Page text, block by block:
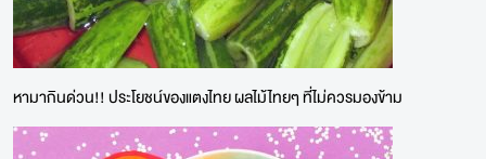
หามากินด่วน!! ประโยชน์ของแตงไทย ผลไม้ไทยๆ ที่ไม่ควรมองข้าม